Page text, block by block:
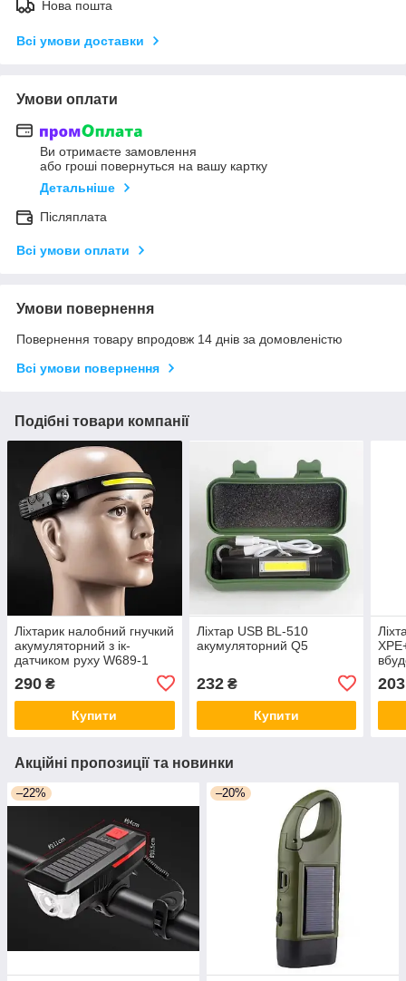
Нова пошта
Всі умови доставки
Умови оплати
Ви отримаєте замовлення
або гроші повернуться на вашу картку
Детальніше
Післяплата
Всі умови оплати
Умови повернення
Повернення товару впродовж 14 днів за домовленістю
Всі умови повернення
Подібні товари компанії
Ліхтарик налобний гнучкий
акумуляторний з ік-
датчиком руху W689-1
290 ₴
Купити
Ліхтар USB BL-510
акумуляторний Q5
232₴
Купити
203
Акційні пропозиції та новинки
–22% –20%